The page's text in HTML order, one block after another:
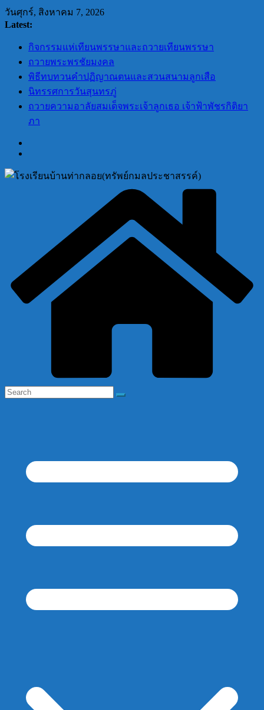
Skip
to
content
วันศุกร์, สิงหาคม 7, 2026
Latest:
กิจกรรมแห่เทียนพรรษาและถวายเทียนพรรษา
ถวายพระพรชัยมงคล
พิธีทบทวนคำปฏิญาณตนและสวนสนามลูกเสือ
นิทรรศการวันสุนทรภู่
ถวายความอาลัยสมเด็จพระเจ้าลูกเธอ เจ้าฟ้าพัชรกิติยา
ภา